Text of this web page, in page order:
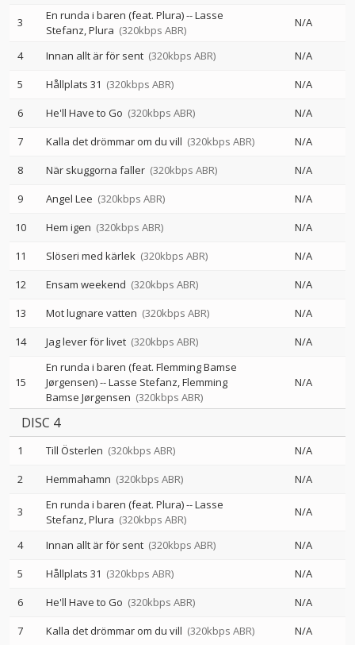
3 En runda i baren (feat. Plura)--Lasse
Stefanz Plura (320kbps ABR)
N/A
4 Innan allt är för sent (320kbps ABR)
N/A
5
Hållplats 31 (320kbps ABR)
N/A
6
He'll Have to Go (320kbps ABR)
N/A
7
Kalla det drömmar om du vill (320kbps ABR)
N/A
8
När skuggorna faller (320kbps ABR)
N/A
9
Angel Lee (320kbps ABR)
N/A
10
Hem igen (320kbps ABR)
N/A
11
Slöseri med kärlek (320kbps ABR)
N/A
12
Ensam weekend (320kbps ABR)
N/A
13
Mot lugnare vatten (320kbps ABR)
N/A
14
Jag lever för livet (320kbps ABR) N/A
15
En runda i baren (feat. Flemming Bamse
Jørgensen)--Lasse Stefanz Flemming
Bamse Jørgensen (320kbps ABR)
N/A
DISC 4
1 Till Österlen (320kbps ABR)
N/A
2
Hemmahamn (320kbps ABR) N/A
3 En runda i baren (feat. Plura)--Lasse
Stefanz Plura (320kbps ABR)
N/A
4 Innan allt är för sent (320kbps ABR)
N/A
5
Hållplats 31 (320kbps ABR)
N/A
6
He'll Have to Go (320kbps ABR)
N/A
7
Kalla det drömmar om du vill (320kbps ABR)
N/A